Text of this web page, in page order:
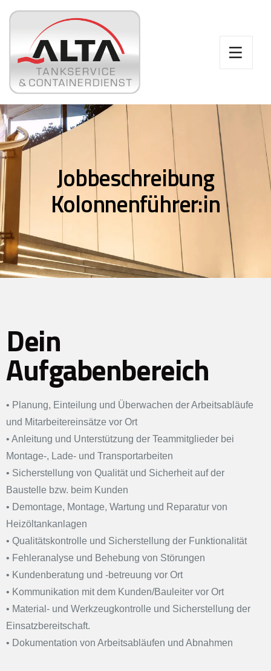
Jobbeschreibung
Kolonnenführer:in
Dein
Aufgabenbereich
• Planung, Einteilung und Überwachen der Arbeitsabläufe
und Mitarbeitereinsätze vor Ort
• Anleitung und Unterstützung der Teammitglieder bei
Montage-, Lade- und Transportarbeiten
• Sicherstellung von Qualität und Sicherheit auf der
Baustelle bzw. beim Kunden
• Demontage, Montage, Wartung und Reparatur von
Heizöltankanlagen
• Qualitätskontrolle und Sicherstellung der Funktionalität
• Fehleranalyse und Behebung von Störungen
• Kundenberatung und -betreuung vor Ort
• Kommunikation mit dem Kunden/Bauleiter vor Ort
• Material- und Werkzeugkontrolle und Sicherstellung der
Einsatzbereitschaft.
• Dokumentation von Arbeitsabläufen und Abnahmen